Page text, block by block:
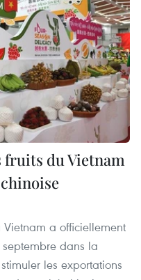
fruits du Vietnam
Vietnam a officiellement
dans la
les exportations